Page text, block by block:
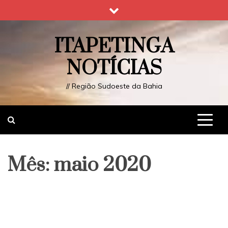
to
ITAPETINGA
NOTÍCIAS
// Região Sudoeste da Bahia
Mês:maio 2020